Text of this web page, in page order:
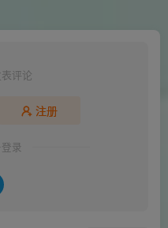
评论
注册
录